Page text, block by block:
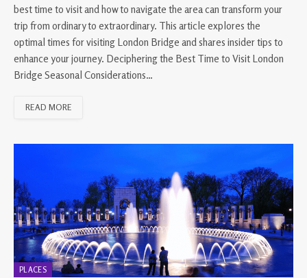
best time to visit and how to navigate the area can transform your
trip from ordinary to extraordinary. This article explores the
optimal times for visiting London Bridge and shares insider tips to
enhance your journey. Deciphering the Best Time to Visit London
Bridge Seasonal Considerations…
READ MORE
PLACES